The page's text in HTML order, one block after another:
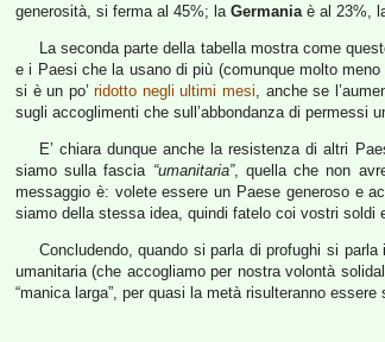
generosità, si ferma al 45%; la Germaniaè al 23%,
La seconda parte della tabella mostra come
e i Paesi che la usano di più (comunque molto
si è un po’ridotto negli ultimi mesi, anche se
sugli accoglimenti che sull’abbondanza di permessi
E’ chiara dunque anche la resistenza di altri
siamo sulla fascia “umanitaria”, quella che non
messaggio è: volete essere un Paese generoso e
siamo della stessa idea, quindi fatelo coi vostri soldi
Concludendo, quando si parla di profughi si
umanitaria (che accogliamo per nostra volontà
“manica larga”, per quasi la metà risulteranno